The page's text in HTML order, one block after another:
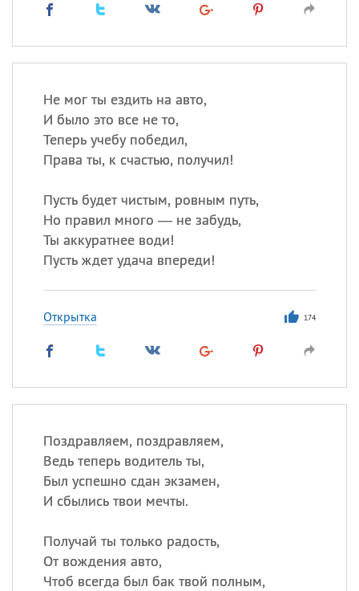
Не мог ты ездить на авто,
И было это все не то,
Теперь учебу победил,
Права ты, к счастью, получил!
Пусть будет чистым, ровным путь,
Но правил много — не забудь,
Ты аккуратнее води!
Пусть ждет удача впереди!
Открытка 174
Поздравляем, поздравляем,
Ведь теперь водитель ты,
Был успешно сдан экзамен,
И сбылись твои мечты.
Получай ты только радость,
От вождения авто,
Чтоб всегда был бак твой полным,